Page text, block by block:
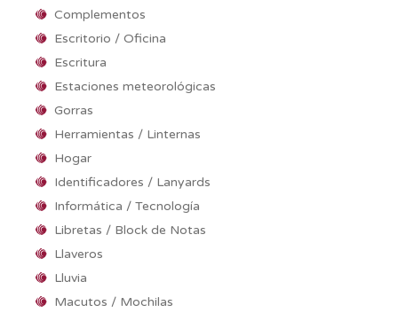
Complementos
Escritorio / Oficina
Escritura
Estaciones meteorológicas
Gorras
Herramientas / Linternas
Hogar
Identificadores / Lanyards
Informática / Tecnología
Libretas / Block de Notas
Llaveros
Lluvia
Macutos / Mochilas